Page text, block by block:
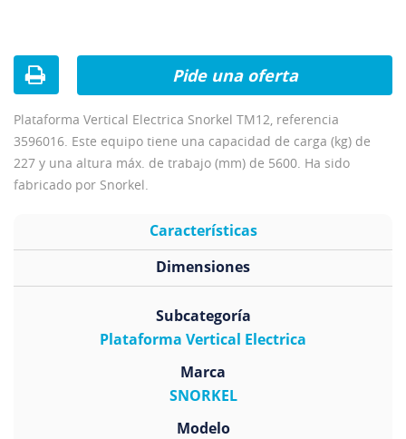
Plataforma Vertical Electrica Snorkel TM12, referencia
3596016. Este equipo tiene una capacidad de carga (kg) de
227 y una altura máx. de trabajo (mm) de 5600. Ha sido
fabricado por Snorkel.
Pide una oferta
Características
Subcategoría
Plataforma Vertical Electrica
Marca
SNORKEL
Modelo
Dimensiones